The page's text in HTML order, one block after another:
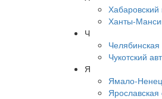
Хабаровский
Ханты-
Ч
Челябинская
Чукотский
Я
Ямало-
Ярославская